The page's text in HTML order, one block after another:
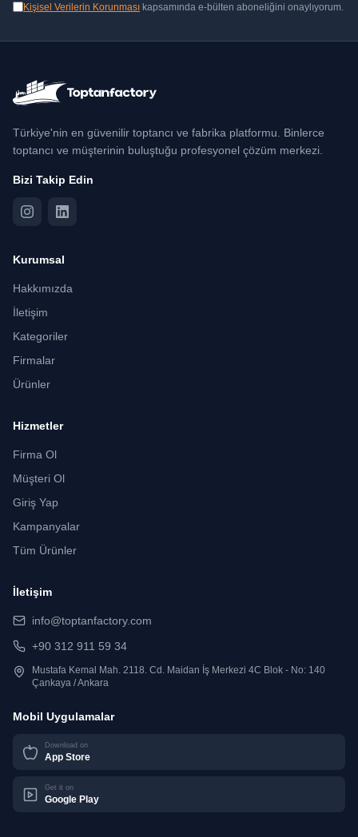
Kişisel Verilerin Korunması kapsamında e-bülten aboneliğini onaylıyorum.
Türkiye'nin en güvenilir toptancı ve fabrika platformu. Binlerce
toptancı ve müşterinin buluştuğu profesyonel çözüm merkezi.
Bizi Takip Edin
Kurumsal
Hakkımızda
İletişim
Kategoriler
Firmalar
Ürünler
Hizmetler
Firma Ol
Müşteri Ol
Giriş Yap
Kampanyalar
Tüm Ürünler
İletişim
info@toptanfactory.com
+90 312 911 59 34
Mustafa Kemal Mah. 2118. Cd. Maidan İş Merkezi 4C Blok - No: 140
Çankaya / Ankara
Mobil Uygulamalar
Download on
App Store
Get it on
Google Play